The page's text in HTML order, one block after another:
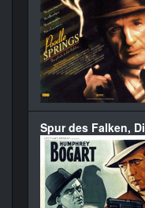
Spur des Falken,